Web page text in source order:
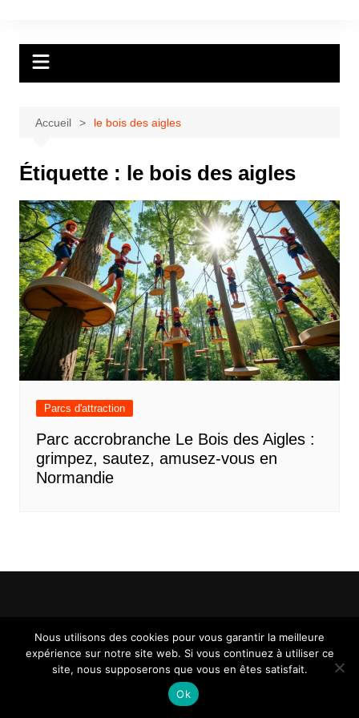
Accueil le bois des aigles
Étiquette : le bois des aigles
Parcs d'attraction
Parc accrobranche Le Bois des Aigles :
grimpez, sautez, amusez-vous en
Normandie
Mentions légales Contact
Nous utilisons des cookies pour vous garantir la meilleure
expérience sur notre site web. Si vous continuez à utiliser ce
site, nous supposerons que vous en êtes satisfait.
Ok